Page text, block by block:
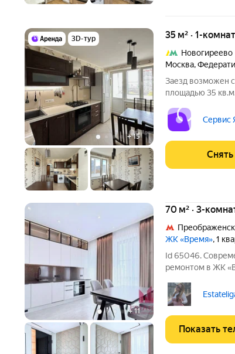
3D-тур
+15
35 м² · 1-
Новогиреево
Москва,
Заезд возможен
площадью 35
Сервис
Снять
+11
70 м² · 3-
ЖК «Время», 1
Id 65046.
ремонтом в ЖК
каждая деталь
семьи, ценящей
Показать